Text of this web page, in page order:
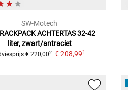
SW-Motech
ACHTERTAS 32-42
liter, zwart/antraciet
€ 220,002 € 208,991